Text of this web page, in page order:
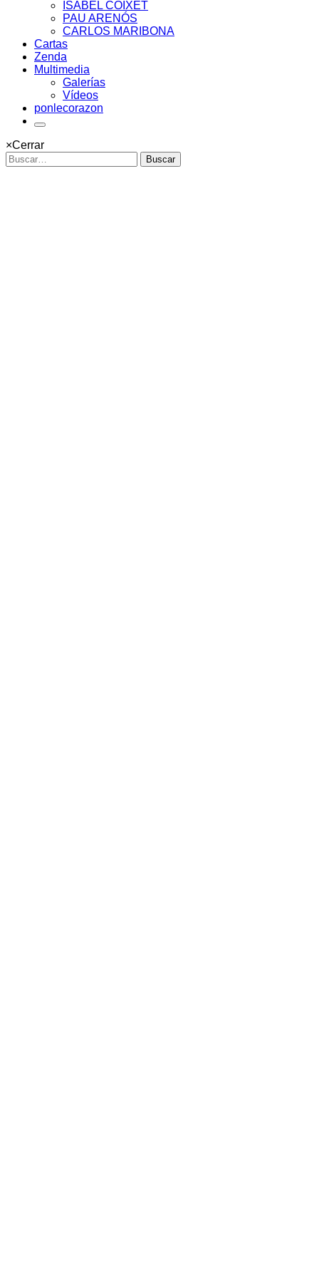
ISABEL COIXET
PAU ARENÓS
CARLOS MARIBONA
Cartas
Zenda
Multimedia
Galerías
Vídeos
ponlecorazon
×Cerrar
Buscar